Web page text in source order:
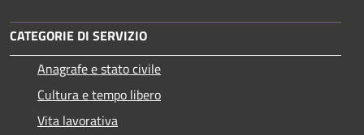
CATEGORIE DI SERVIZIO
Anagrafe e stato civile
Cultura e tempo libero
Vita lavorativa